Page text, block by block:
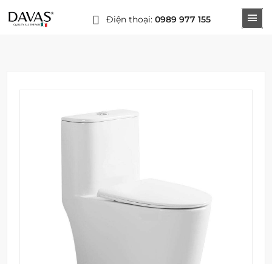
Điện thoại: 0989 977 155